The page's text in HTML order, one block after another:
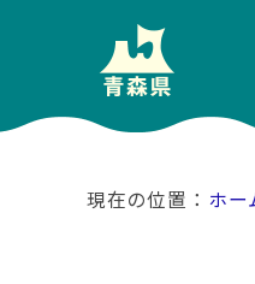
ホー